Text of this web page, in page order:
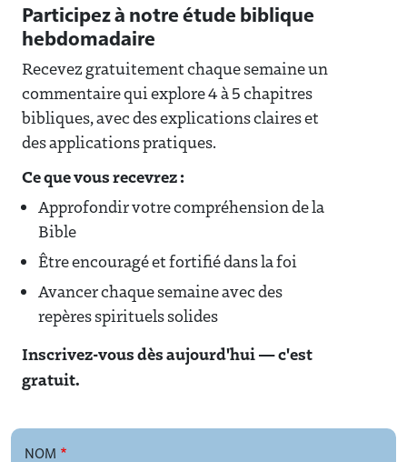
Participez à notre étude biblique
hebdomadaire
Recevez gratuitement chaque semaine un
commentaire qui explore 4 à 5 chapitres
bibliques, avec des explications claires et
des applications pratiques.
Ce que vous recevrez :
Approfondir votre compréhension de la
Bible
Être encouragé et fortifié dans la foi
Avancer chaque semaine avec des
repères spirituels solides
Inscrivez-vous dès aujourd'hui — c'est
gratuit.
NOM